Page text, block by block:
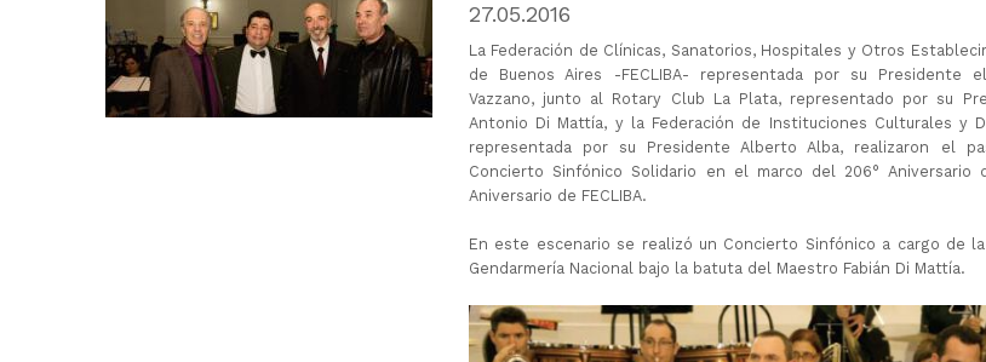
ayuda
a
27.05.2016
La Federación de Clínicas, Sanatorios, Hospitales y Otros
de Buenos Aires -FECLIBA- representada por su Presidente
Vazzano, junto al Rotary Club La Plata, representado por su
Antonio Di Mattía, y la Federación de Instituciones Culturales y
representada por su Presidente Alberto Alba, realizaron el
Concierto Sinfónico Solidario en el marco del 206°
Aniversario de FECLIBA.
En este escenario se realizó un Concierto Sinfónico a cargo de
Gendarmería Nacional bajo la batuta del Maestro Fabián Di Mattía.